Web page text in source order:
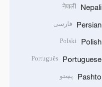
Nepali
नेपाली
Persian فارسی
Polish
Polski
Portuguese
Português
Pashto پښتو